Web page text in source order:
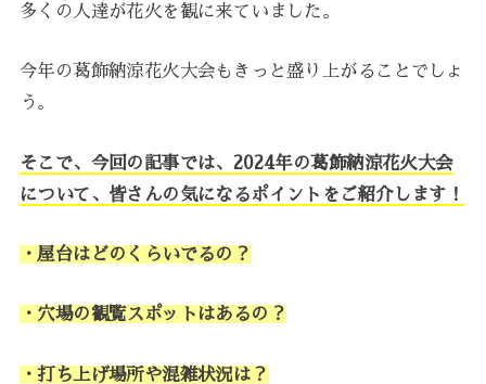
多くの人達が花火を観に来ていました。
今年の葛飾納涼花火大会もきっと盛り上がることでしょ
う。
そこで、今回の記事では、2024年の葛飾納涼花火大会
について、皆さんの気になるポイントをご紹介します！
・屋台はどのくらいでるの？
・穴場の観覧スポットはあるの？
・打ち上げ場所や混雑状況は？